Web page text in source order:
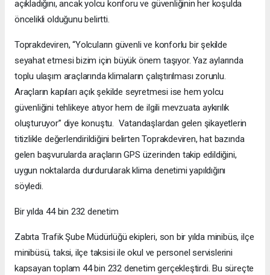
açıkladığını, ancak yolcu konforu ve güvenliğinin her koşulda
öncelikli olduğunu belirtti.
Toprakdeviren, “Yolcuların güvenli ve konforlu bir şekilde
seyahat etmesi bizim için büyük önem taşıyor. Yaz aylarında
toplu ulaşım araçlarında klimaların çalıştırılması zorunlu.
Araçların kapıları açık şekilde seyretmesi ise hem yolcu
güvenliğini tehlikeye atıyor hem de ilgili mevzuata aykırılık
oluşturuyor” diye konuştu. Vatandaşlardan gelen şikayetlerin
titizlikle değerlendirildiğini belirten Toprakdeviren, hat bazında
gelen başvurularda araçların GPS üzerinden takip edildiğini,
uygun noktalarda durdurularak klima denetimi yapıldığını
söyledi.
Bir yılda 44 bin 232 denetim
Zabıta Trafik Şube Müdürlüğü ekipleri, son bir yılda minibüs, ilçe
minibüsü, taksi, ilçe taksisi ile okul ve personel servislerini
kapsayan toplam 44 bin 232 denetim gerçekleştirdi. Bu süreçte